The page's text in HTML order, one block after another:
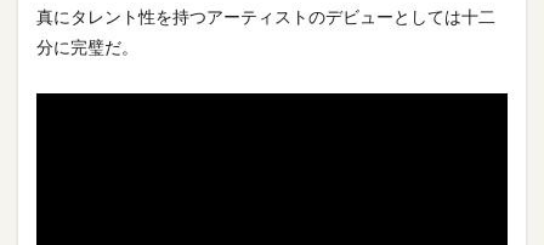
真にタレント性を持つアーティストのデビューとしては十二
分に完璧だ。